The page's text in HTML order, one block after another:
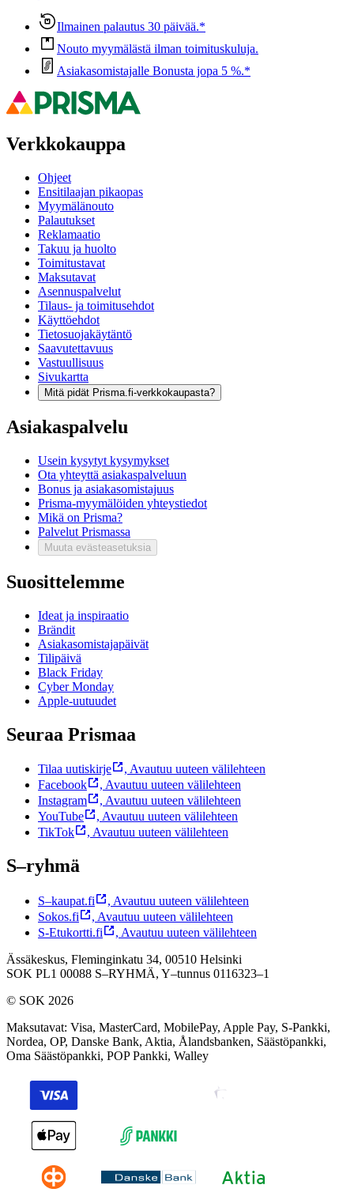
Ilmainen palautus 30 päivää.*
Nouto myymälästä ilman toimituskuluja.
Asiakasomistajalle Bonusta jopa 5 %.*
Verkkokauppa
Ohjeet
Ensitilaajan pikaopas
Myymälänouto
Palautukset
Reklamaatio
Takuu ja huolto
Toimitustavat
Maksutavat
Asennuspalvelut
Tilaus- ja toimitusehdot
Käyttöehdot
Tietosuojakäytäntö
Saavutettavuus
Vastuullisuus
Sivukartta
Mitä pidät Prisma.fi-verkkokaupasta?
Asiakaspalvelu
Usein kysytyt kysymykset
Ota yhteyttä asiakaspalveluun
Bonus ja asiakasomistajuus
Prisma-myymälöiden yhteystiedot
Mikä on Prisma?
Palvelut Prismassa
Muuta evästeasetuksia
Suosittelemme
Ideat ja inspiraatio
Brändit
Asiakasomistajapäivät
Tilipäivä
Black Friday
Cyber Monday
Apple-uutuudet
Seuraa Prismaa
Tilaa uutiskirje , Avautuu uuteen välilehteen
Facebook
, Avautuu uuteen välilehteen
Instagram
, Avautuu uuteen välilehteen
YouTube
, Avautuu uuteen välilehteen
TikTok
, Avautuu uuteen välilehteen
S–ryhmä
S–kaupat.fi , Avautuu uuteen välilehteen
Sokos.fi
, Avautuu uuteen välilehteen
S-Etukortti.fi
, Avautuu uuteen välilehteen
Ässäkeskus, Fleminginkatu 34, 00510 Helsinki
SOK PL1 00088 S–RYHMÄ, Y–tunnus 0116323–1
© SOK 2026
Maksutavat: Visa, MasterCard, MobilePay, Apple Pay, S-Pankki,
Nordea, OP, Danske Bank, Aktia, Ålandsbanken, Säästöpankki,
Oma Säästöpankki, POP Pankki, Walley